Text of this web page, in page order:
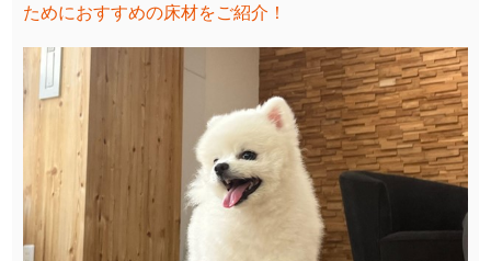
ためにおすすめの床材をご紹介！